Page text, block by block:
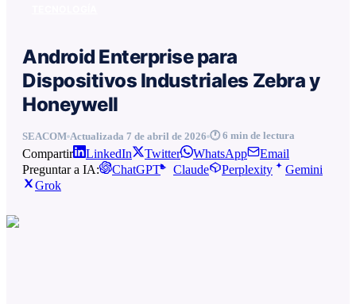
Android Enterprise para
Dispositivos Industriales Zebra y
Honeywell
SEACOM Actualizada 7 de abril de 2026 🕐 6 min de lectura
Compartir LinkedIn Twitter WhatsApp
Email
Preguntar a IA:
ChatGPT Claude Perplexity
Gemini
Grok